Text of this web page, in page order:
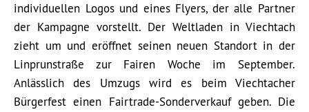
individuellen Logos und eines Flyers, der alle Partner
der Kampagne vorstellt. Der Weltladen in Viechtach
zieht um und eröffnet seinen neuen Standort in der
Linprunstraße zur Fairen Woche im September.
Anlässlich des Umzugs wird es beim Viechtacher
Bürgerfest einen Fairtrade-Sonderverkauf geben. Die